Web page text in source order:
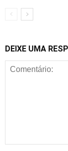
DEIXE UMA